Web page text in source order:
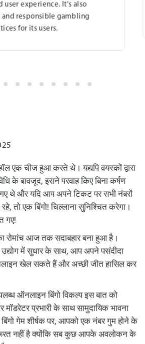
support quality, and user
this site is TrustedGamble!
एक चीज हुआ करते थे। यद्यपि वयस्कों द्वारा
के बावजूद, इसने परवाह किए बिना कर्षण
गए थे और यदि आप अपने टिकट पर सभी नंबरों
तो एक बिंगो! चिल्लाना सुनिश्चित करेगा।
गए!
रोमांच आज तक सदाबहार बना हुआ है।
में सुधार के साथ, आप अपने पसंदीदा
खेल सकते हैं और अच्छी जीत हासिल कर
ऑनलाइन बिंगो विकल्प इस बात को
प्रभारी के साथ सामुदायिक भावना
गेम शीर्षक पर, आपको एक नंबर गुम होने के
नहीं है क्योंकि सब कुछ आपके अवलोकन के